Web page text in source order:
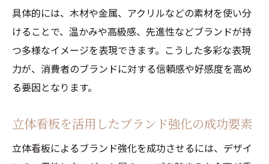
立体看板の価格を左右する要素の詳細解説
立体看板と立体文字看板の価格比較のポイ
ント
立体看板依頼時の費用相場と注意点まとめ
立体文字看板の制作で差をつける工夫とは
立体文字看板制作で印象を強める工夫ポイ
ント
立体文字看板でブランド力を高める制作ア
具体的には、木材や金属、アクリルなどの素材を使い分
けることで、温かみや高級感、先進性などブランドが持
つ多様なイメージを表現できます。こうした多彩な表現
力が、消費者のブランドに対する信頼感や好感度を高め
る要因となります。
立体看板を活用したブランド強化の成功要素
立体看板によるブランド強化を成功させるには、デザイ